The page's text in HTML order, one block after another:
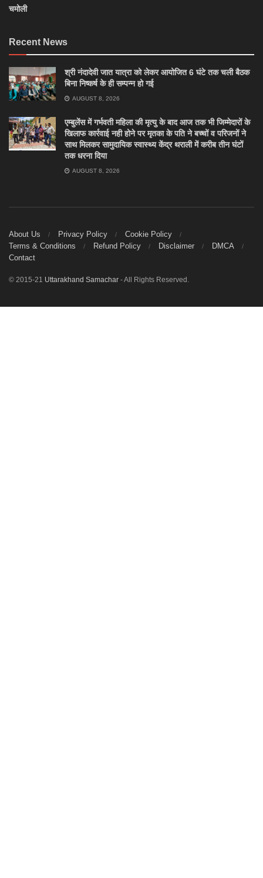
चमोली
Recent News
श्री नंदादेवी जात यात्रा को लेकर आयोजित 6 घंटे तक चली बैठक
बिना निष्कर्ष के ही सम्पन्न हो गई
AUGUST 8, 2026
एम्बुलेंस में गर्भवती महिला की मृत्यु के बाद आज तक भी जिम्मेदारों के
खिलाफ कार्रवाई नही होने पर मृतका के पति ने बच्चों व परिजनों ने
साथ मिलकर सामुदायिक स्वास्थ्य केंद्र थराली में करीब तीन घंटों
तक धरना दिया
AUGUST 8, 2026
About Us Privacy Policy
Cookie Policy
Terms & Conditions
Refund Policy Disclaimer
DMCA
Contact
© 2015-21 Uttarakhand Samachar - All Rights Reserved.